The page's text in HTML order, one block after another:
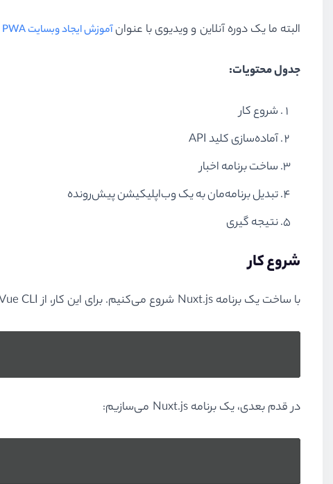
البته ما یک دوره آنلاین و ویدیوی با عنوانآموزش ایجاد وبسایت PWA
جدول محتویات:
شروع کار
آماده‌سازی کلید API
ساخت برنامه اخبار
تبدیل برنامه‌مان به یک وب‌اپلیکیشن پیش‌رونده
نتیجه گیری
شروع کار
با ساخت یک برنامه Nuxt.js شروع می‌کنیم. برای این کار، از Vue CLI نیز استفاده می‌کنیم، پس اگر آن‌ را بر روی سیستم خود ندارید، باید اول آن را نصب کنید:
در قدم بعدی، یک برنامه Nuxt.js می‌سازیم: